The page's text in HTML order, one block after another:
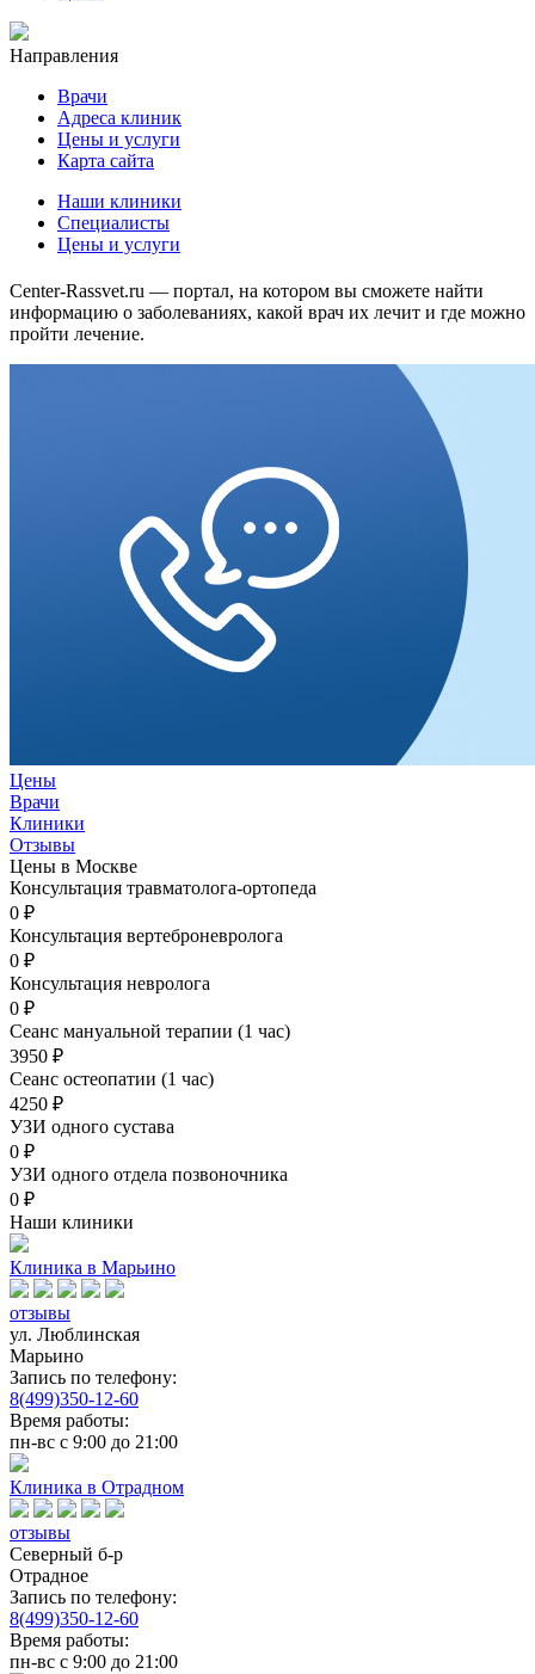
Направления
Врачи
Адреса клиник
Цены и услуги
Карта сайта
Наши клиники
Специалисты
Цены и услуги
Center-Rassvet.ru — портал, на котором вы сможете найти
информацию о заболеваниях, какой врач их лечит и где можно
пройти лечение.
Цены
Врачи
Клиники
Отзывы
Цены в Москве
Консультация травматолога-ортопеда
0 ₽
Консультация вертеброневролога
0 ₽
Консультация невролога
0 ₽
Сеанс мануальной терапии (1 час)
3950 ₽
Сеанс остеопатии (1 час)
4250 ₽
УЗИ одного сустава
0 ₽
УЗИ одного отдела позвоночника
0 ₽
Наши клиники
Клиника в Марьино
отзывы
ул. Люблинская
Марьино
Запись по телефону:
8(499)350-12-60
Время работы:
пн-вс с 9:00 до 21:00
Клиника в Отрадном
отзывы
Северный б-р
Отрадное
Запись по телефону:
8(499)350-12-60
Время работы:
пн-вс с 9:00 до 21:00